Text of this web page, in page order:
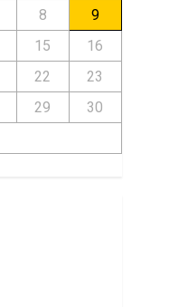
8
9
15
16
22
23
29
30